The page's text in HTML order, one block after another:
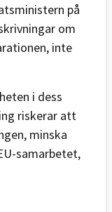
på
om
inte
i dess
riskerar att
minska
samarbetet,